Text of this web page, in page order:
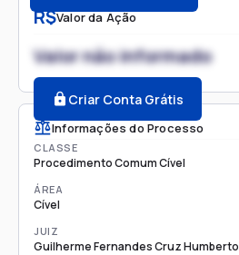
R$Valor da Ação
Valor não informado
Criar Conta Grátis
Informações do Processo
CLASSE
Procedimento Comum Cível
ÁREA
Cível
JUIZ
Guilherme Fernandes Cruz Humberto